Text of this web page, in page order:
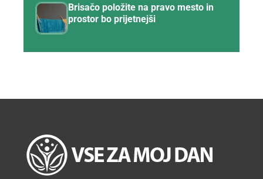
Brisačo položite na pravo mesto in
prostor bo prijetnejši